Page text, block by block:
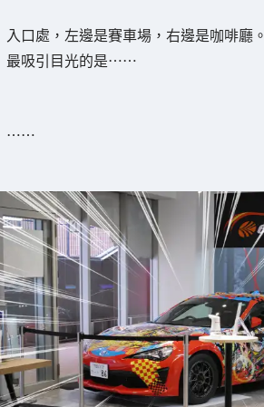
入口處，左邊是賽車場，右邊是咖啡廳。
最吸引目光的是……
……